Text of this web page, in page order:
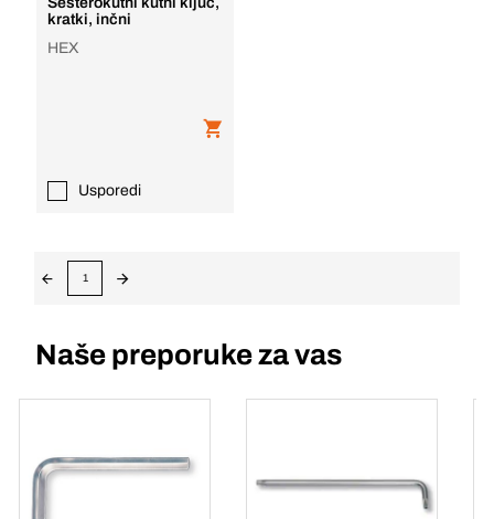
kratki, inčni
HEX
Usporedi
1
Naše preporuke za vas